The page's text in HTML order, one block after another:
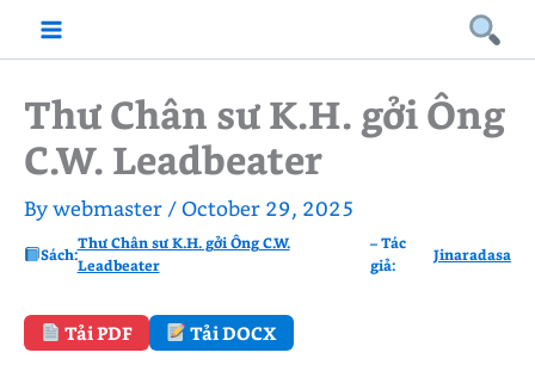
Thư Chân sư K.H. gởi Ông
C.W. Leadbeater
Bywebmaster /October 29, 2025
Sách:
Thư Chân sư K.H. gởi Ông C.W.
Leadbeater
– Tác
giả:
Jinaradasa
Tải PDF Tải DOCX